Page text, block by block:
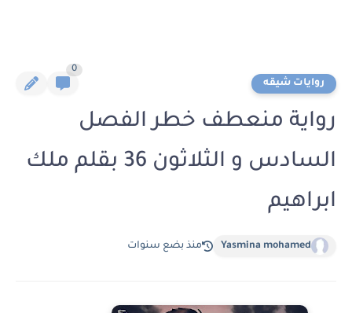
روايات شيقه
0
رواية منعطف خطر الفصل
السادس و الثلاثون 36 بقلم ملك
ابراهيم
Yasmina mohamed منذ بضع سنوات